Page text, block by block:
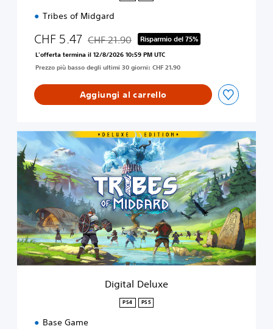
Tribes of Midgard
CHF 5.47 Scontato dal prezzo originale di CHF 21.90
CHF 21.90 Risparmio del 75%
L'offerta termina il 12/8/2026 10:59 PM UTC
Prezzo più basso degli ultimi 30 giorni: CHF 21.90
Aggiungi al carrello
D
g
i
D
e
l
u
x
Digital Deluxe
PS4 PS5
Base Game